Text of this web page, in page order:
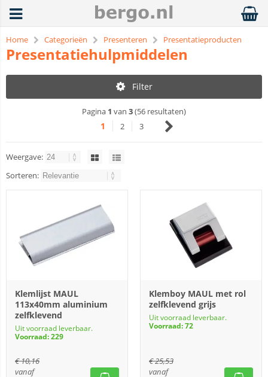
Home Categorieën Presenteren Presentatieproducten
Presentatiehulpmiddelen
Filter
Pagina 1 van 3(56 resultaten)
1 2 3
Weergave:
Sorteren:
Klemlijst MAUL
113x40mm aluminium
zelfklevend
Uit voorraad leverbaar.
Voorraad: 229
€10,16
vanaf
Klemboy MAUL met rol
zelfklevend grijs
Uit voorraad leverbaar.
Voorraad: 72
€25,53
vanaf